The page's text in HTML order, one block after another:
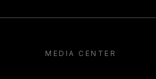
MEDIA CENTER